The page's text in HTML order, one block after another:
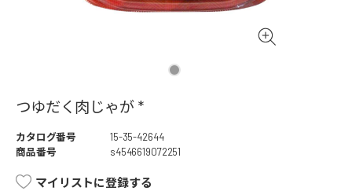
つゆだく肉じゃが *
カタログ番号
15-35-42644
商品番号
s4546619072251
マイリストに登録する